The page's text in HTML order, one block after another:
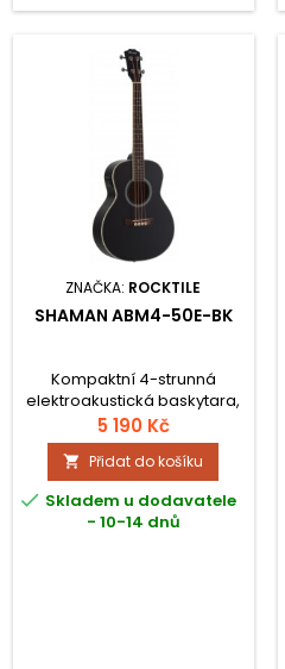
ZNAČKA: ROCKTILE
SHAMAN ABM4-50E-BK
Kompaktní 4-strunná
elektroakustická baskytara,
přední deska smrk, záda a
luby mahagon, krk
mahagon, hmatník
palisandr, krátká menzura
591 mm, nultý pražec 42
mm, elektronika s 2-
5 190 Kč
 Přidat do košíku
 Skladem u dodavatele
- 10-14 dnů